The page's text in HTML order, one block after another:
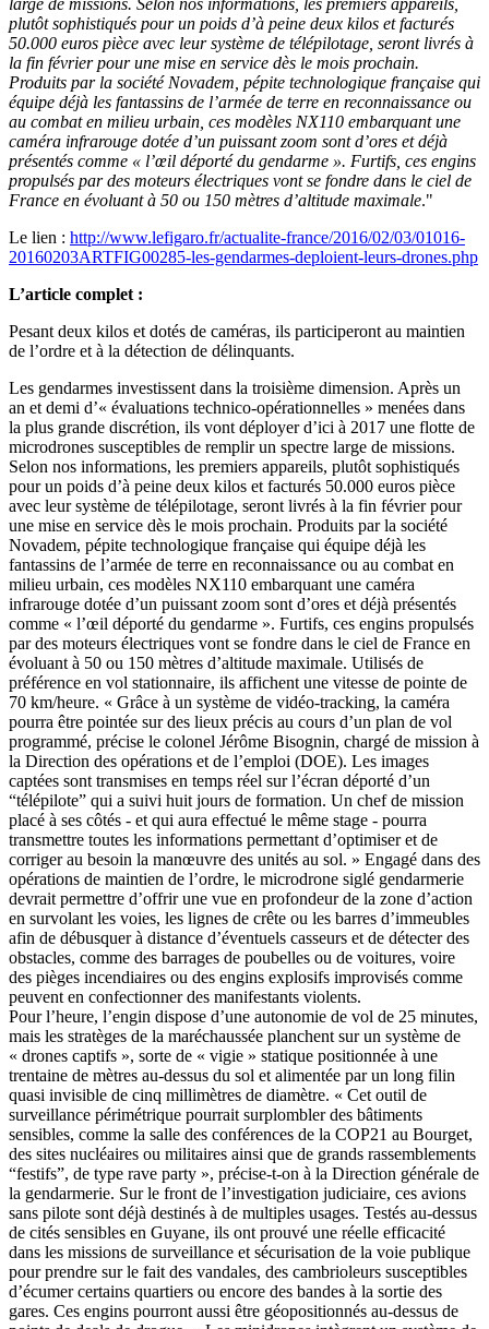
plutôt sophistiqués pour un poids d’à peine deux kilos et facturés
50.000 euros pièce avec leur système de télépilotage, seront livrés à
la fin février pour une mise en service dès le mois prochain.
Produits par la société Novadem, pépite technologique française qui
équipe déjà les fantassins de l’armée de terre en reconnaissance ou
au combat en milieu urbain, ces modèles NX110 embarquant une
caméra infrarouge dotée d’un puissant zoom sont d’ores et déjà
présentés comme « l’œil déporté du gendarme ». Furtifs, ces engins
propulsés par des moteurs électriques vont se fondre dans le ciel de
France en évoluant à 50 ou 150 mètres d’altitude maximale."
Le lien : http://www.lefigaro.fr/actualite-france/2016/02/03/01016-
20160203ARTFIG00285-les-gendarmes-deploient-leurs-drones.php
L’article complet :
Pesant deux kilos et dotés de caméras, ils participeront au maintien
de l’ordre et à la détection de délinquants.
Les gendarmes investissent dans la troisième dimension. Après un
an et demi d’« évaluations technico-opérationnelles » menées dans
la plus grande discrétion, ils vont déployer d’ici à 2017 une flotte de
microdrones susceptibles de remplir un spectre large de missions.
Selon nos informations, les premiers appareils, plutôt sophistiqués
pour un poids d’à peine deux kilos et facturés 50.000 euros pièce
avec leur système de télépilotage, seront livrés à la fin février pour
une mise en service dès le mois prochain. Produits par la société
Novadem, pépite technologique française qui équipe déjà les
fantassins de l’armée de terre en reconnaissance ou au combat en
milieu urbain, ces modèles NX110 embarquant une caméra
infrarouge dotée d’un puissant zoom sont d’ores et déjà présentés
comme « l’œil déporté du gendarme ». Furtifs, ces engins propulsés
par des moteurs électriques vont se fondre dans le ciel de France en
évoluant à 50 ou 150 mètres d’altitude maximale. Utilisés de
préférence en vol stationnaire, ils affichent une vitesse de pointe de
70 km/heure. « Grâce à un système de vidéo-tracking, la caméra
pourra être pointée sur des lieux précis au cours d’un plan de vol
programmé, précise le colonel Jérôme Bisognin, chargé de mission à
la Direction des opérations et de l’emploi (DOE). Les images
captées sont transmises en temps réel sur l’écran déporté d’un
“télépilote” qui a suivi huit jours de formation. Un chef de mission
placé à ses côtés - et qui aura effectué le même stage - pourra
transmettre toutes les informations permettant d’optimiser et de
corriger au besoin la manœuvre des unités au sol. » Engagé dans des
opérations de maintien de l’ordre, le microdrone siglé gendarmerie
devrait permettre d’offrir une vue en profondeur de la zone d’action
en survolant les voies, les lignes de crête ou les barres d’immeubles
afin de débusquer à distance d’éventuels casseurs et de détecter des
obstacles, comme des barrages de poubelles ou de voitures, voire
des pièges incendiaires ou des engins explosifs improvisés comme
peuvent en confectionner des manifestants violents.
Pour l’heure, l’engin dispose d’une autonomie de vol de 25 minutes,
mais les stratèges de la maréchaussée planchent sur un système de
« drones captifs », sorte de « vigie » statique positionnée à une
trentaine de mètres au-dessus du sol et alimentée par un long filin
quasi invisible de cinq millimètres de diamètre. « Cet outil de
surveillance périmétrique pourrait surplombler des bâtiments
sensibles, comme la salle des conférences de la COP21 au Bourget,
des sites nucléaires ou militaires ainsi que de grands rassemblements
“festifs”, de type rave party », précise-t-on à la Direction générale de
la gendarmerie. Sur le front de l’investigation judiciaire, ces avions
sans pilote sont déjà destinés à de multiples usages. Testés au-dessus
de cités sensibles en Guyane, ils ont prouvé une réelle efficacité
dans les missions de surveillance et sécurisation de la voie publique
pour prendre sur le fait des vandales, des cambrioleurs susceptibles
d’écumer certains quartiers ou encore des bandes à la sortie des
gares. Ces engins pourront aussi être géopositionnés au-dessus de